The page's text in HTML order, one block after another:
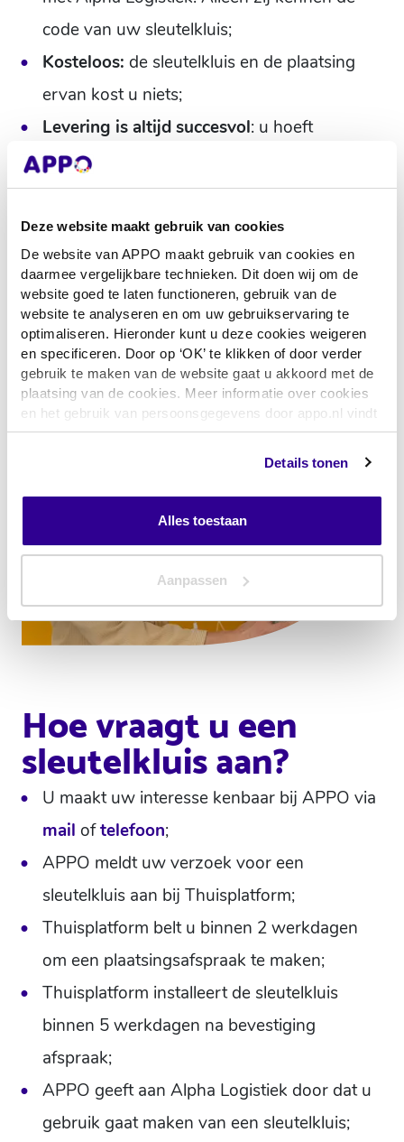
Deze website maakt gebruik van cookies
De website van APPO maakt gebruik van cookies en
daarmee vergelijkbare technieken. Dit doen wij om de
website goed te laten functioneren, gebruik van de
website te analyseren en om uw gebruikservaring te
optimaliseren. Hieronder kunt u deze cookies weigeren
en specificeren. Door op ‘OK’ te klikken of door verder
gebruik te maken van de website gaat u akkoord met de
plaatsing van de cookies. Meer informatie over cookies
en het gebruik van persoonsgegevens door appo.nl vindt
uhier
Details tonen
Alles toestaan
Aanpassen
code van uw sleutelkluis;
Kosteloos: de sleutelkluis en de plaatsing
ervan kost u niets;
Levering is altijd succesvol: u hoeft
niemand in te schakelen om uw deur te
laten openen en de bezorger hoeft u niet te
bellen als u niet thuis bent.
Hoe vraagt u een
sleutelkluis aan?
U maakt uw interesse kenbaar bij APPO via
mail oftelefoon;
APPO meldt uw verzoek voor een
sleutelkluis aan bij Thuisplatform;
Thuisplatform belt u binnen 2 werkdagen
om een plaatsingsafspraak te maken;
Thuisplatform installeert de sleutelkluis
binnen 5 werkdagen na bevestiging
afspraak;
APPO geeft aan Alpha Logistiek door dat u
gebruik gaat maken van een sleutelkluis;